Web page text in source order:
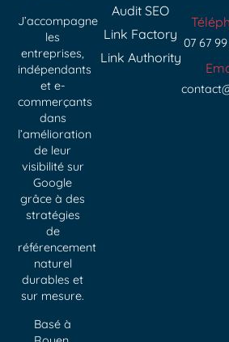
J’accompagne
les
entreprises,
indépendants
et e-
commerçants
dans
l’amélioration
de leur
visibilité sur
Google
grâce à des
stratégies
de
référencement
naturel
durables et
sur mesure.
Basé à
Audit SEO
Link Factory
Link Authority
07 67